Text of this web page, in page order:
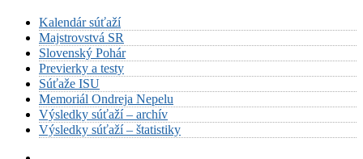
Kalendár súťaží
Majstrovstvá SR
Slovenský Pohár
Previerky a testy
Súťaže ISU
Memoriál Ondreja Nepelu
Výsledky súťaží – archív
Výsledky súťaží – štatistiky